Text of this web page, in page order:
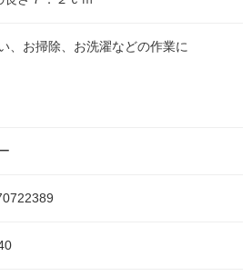
、お掃除、お洗濯などの作業に